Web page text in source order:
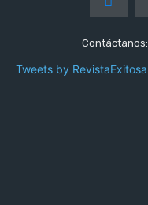
Contáctanos:
Tweets by RevistaExitosa